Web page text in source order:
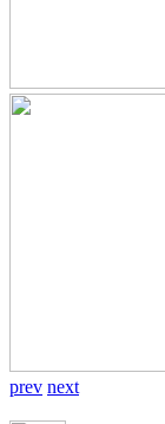
prev next